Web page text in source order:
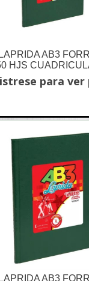
AB3
HJS
para ver
AB3